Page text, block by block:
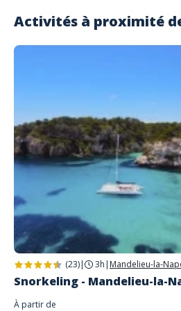
Activités à proximité
(23)| 3h | Mandelieu-la-
Snorkeling - Mandelieu-la-
À partir de